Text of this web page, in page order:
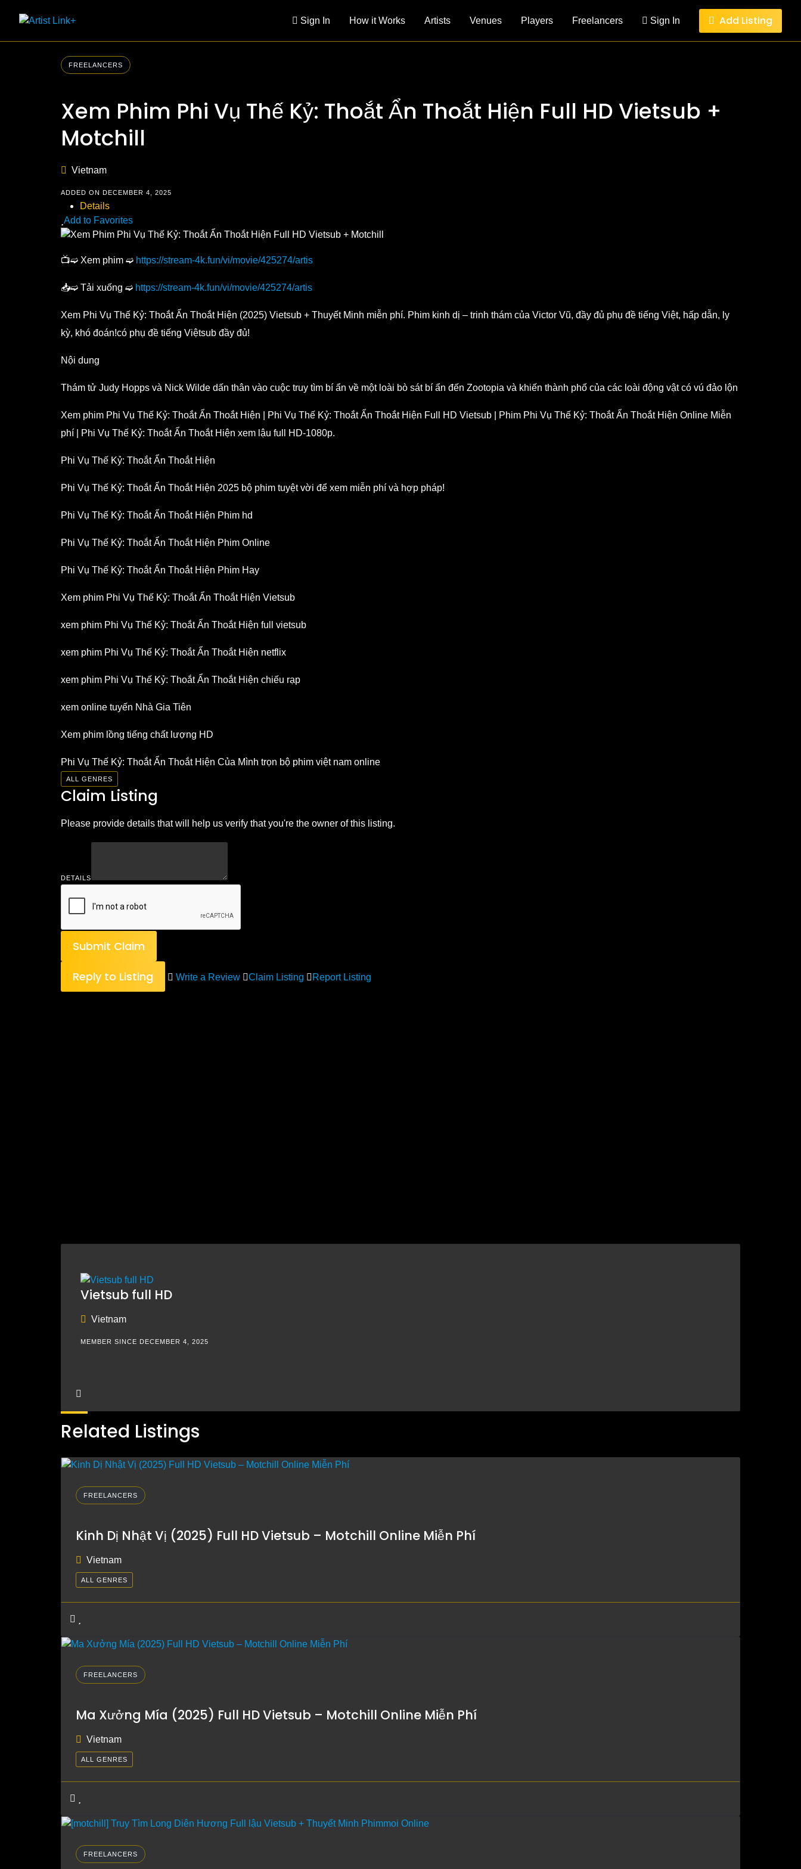
Sign In How it Works Artists Venues Players Freelancers Sign In Add Listing
FREELANCERS
Xem Phim Phi Vụ Thế Kỷ: Thoắt Ẩn Thoắt Hiện Full HD Vietsub +
Motchill
Vietnam
ADDED ON DECEMBER 4, 2025
Details
Add to Favorites
📺➫ Xem phim ➫ https://stream-4k.fun/vi/movie/425274/artis
📥➫ Tải xuống ➫ https://stream-4k.fun/vi/movie/425274/artis
Xem Phi Vụ Thế Kỷ: Thoắt Ẩn Thoắt Hiện (2025) Vietsub + Thuyết Minh miễn phí. Phim kinh dị – trinh thám của Victor Vũ, đầy đủ phụ đề tiếng Việt, hấp dẫn, ly
kỳ, khó đoán!có phụ đề tiếng Việtsub đầy đủ!
Nội dung
Thám tử Judy Hopps và Nick Wilde dấn thân vào cuộc truy tìm bí ẩn về một loài bò sát bí ẩn đến Zootopia và khiến thành phố của các loài động vật có vú đảo lộn
Xem phim Phi Vụ Thế Kỷ: Thoắt Ẩn Thoắt Hiện | Phi Vụ Thế Kỷ: Thoắt Ẩn Thoắt Hiện Full HD Vietsub | Phim Phi Vụ Thế Kỷ: Thoắt Ẩn Thoắt Hiện Online Miễn
phí | Phi Vụ Thế Kỷ: Thoắt Ẩn Thoắt Hiện xem lậu full HD-1080p.
Phi Vụ Thế Kỷ: Thoắt Ẩn Thoắt Hiện
Phi Vụ Thế Kỷ: Thoắt Ẩn Thoắt Hiện 2025 bộ phim tuyệt vời để xem miễn phí và hợp pháp!
Phi Vụ Thế Kỷ: Thoắt Ẩn Thoắt Hiện Phim hd
Phi Vụ Thế Kỷ: Thoắt Ẩn Thoắt Hiện Phim Online
Phi Vụ Thế Kỷ: Thoắt Ẩn Thoắt Hiện Phim Hay
Xem phim Phi Vụ Thế Kỷ: Thoắt Ẩn Thoắt Hiện Vietsub
xem phim Phi Vụ Thế Kỷ: Thoắt Ẩn Thoắt Hiện full vietsub
xem phim Phi Vụ Thế Kỷ: Thoắt Ẩn Thoắt Hiện netflix
xem phim Phi Vụ Thế Kỷ: Thoắt Ẩn Thoắt Hiện chiếu rạp
xem online tuyến Nhà Gia Tiên
Xem phim lồng tiếng chất lượng HD
Phi Vụ Thế Kỷ: Thoắt Ẩn Thoắt Hiện Của Mình trọn bộ phim việt nam online
ALL GENRES
Claim Listing
Please provide details that will help us verify that you're the owner of this listing.
DETAILS
Submit Claim
Reply to Listing Write a Review Claim Listing Report Listing
Vietsub full HD
Vietnam
MEMBER SINCE DECEMBER 4, 2025
Related Listings
FREELANCERS
Kinh Dị Nhật Vị (2025) Full HD Vietsub – Motchill Online Miễn Phí
Vietnam
ALL GENRES
FREELANCERS
Ma Xưởng Mía (2025) Full HD Vietsub – Motchill Online Miễn Phí
Vietnam
ALL GENRES
FREELANCERS